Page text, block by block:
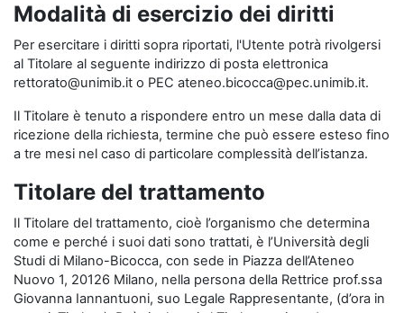
Modalità di esercizio dei diritti
Per esercitare i diritti sopra riportati, l'Utente potrà rivolgersi
al Titolare al seguente indirizzo di posta elettronica
rettorato@unimib.it o PEC ateneo.bicocca@pec.unimib.it.
Il Titolare è tenuto a rispondere entro un mese dalla data di
ricezione della richiesta, termine che può essere esteso fino
a tre mesi nel caso di particolare complessità dell’istanza.
Titolare del trattamento
Il Titolare del trattamento, cioè l’organismo che determina
come e perché i suoi dati sono trattati, è l’Università degli
Studi di Milano-Bicocca, con sede in Piazza dell’Ateneo
Nuovo 1, 20126 Milano, nella persona della Rettrice prof.ssa
Giovanna Iannantuoni, suo Legale Rappresentante, (d’ora in